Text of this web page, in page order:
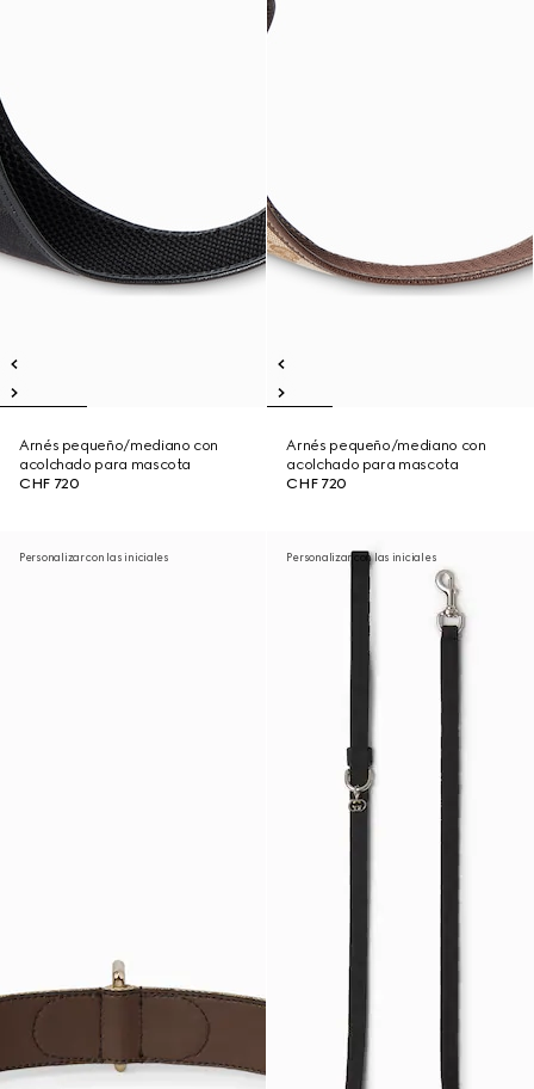
Arnés pequeño/mediano con
acolchado para mascota
CHF 720
Arnés pequeño/mediano con
acolchado para mascota
CHF 720
Personalizar con las iniciales Personalizar con las iniciales